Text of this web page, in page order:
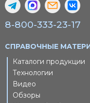
8-800-333-23-17
СПРАВОЧНЫЕ
Каталоги продукции
Технологии
Видео
Обзоры